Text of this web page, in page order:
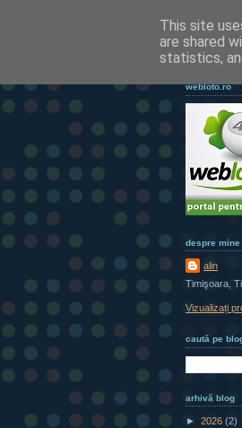
webloto.ro
despre mine
alin
Timişoara,
Vizualizați
caută pe
arhivă blog
► 2026 (2)
This site
are shared
statistics,